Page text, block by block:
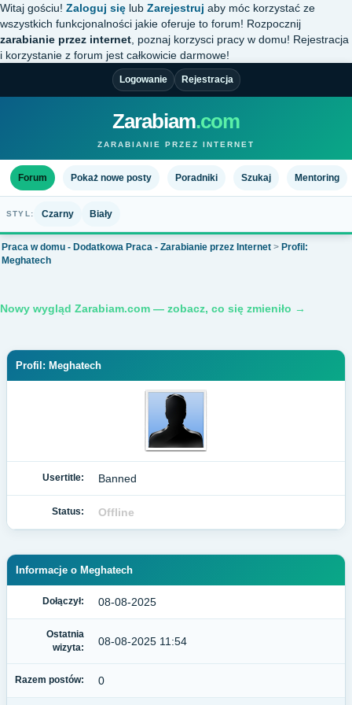
Witaj gościu! Zaloguj się lub Zarejestruj aby móc korzystać ze
wszystkich funkcjonalności jakie oferuje to forum! Rozpocznij
zarabianie przez internet , poznaj korzysci pracy w domu! Rejestracja
i korzystanie z forum jest całkowicie darmowe!
Logowanie Rejestracja
Zarabiam.com
ZARABIANIE PRZEZ INTERNET
Forum Pokaż nowe posty Poradniki Szukaj Mentoring
STYL: Czarny Biały
Praca w domu - Dodatkowa Praca - Zarabianie przez Internet > Profil:
Meghatech
Nowy wygląd Zarabiam.com — zobacz, co się zmieniło →
Profil: Meghatech
Usertitle: Banned
Status: Offline
Informacje o Meghatech
Dołączył: 08-08-2025
Ostatnia
wizyta:
08-08-2025 11:54
Razem postów: 0